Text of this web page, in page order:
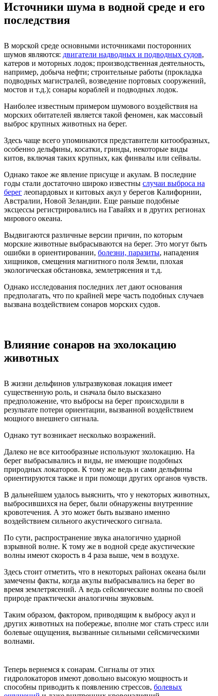
Источники шума в водной среде и его
последствия
В морской среде основными источниками посторонних
шумов являются: двигатели надводных и подводных судов,
катеров и моторных лодок; производственная деятельность,
например, добыча нефти; строительные работы (прокладка
подводных магистралей, возведение портовых сооружений,
мостов и т.д.); сонары кораблей и подводных лодок.
Наиболее известным примером шумового воздействия на
морских обитателей является такой феномен, как массовый
выброс крупных животных на берег.
Здесь чаще всего упоминаются представители китообразных,
особенно дельфины, косатки, гринды, некоторые виды
китов, включая таких крупных, как финвалы или сейвалы.
Однако такое же явление присуще и акулам. В последние
годы стали достаточно широко известны случаи выброса на
берег леопардовых и китовых акул у берегов Калифорнии,
Австралии, Новой Зеландии. Еще раньше подобные
эксцессы регистрировались на Гавайях и в других регионах
мирового океана.
Выдвигаются различные версии причин, по которым
морские животные выбрасываются на берег. Это могут быть
ошибки в ориентировании, болезни, паразиты, нападения
хищников, смещения магнитного поля Земли, плохая
экологическая обстановка, землетрясения и т.д.
Однако исследования последних лет дают основания
предполагать, что по крайней мере часть подобных случаев
вызвана воздействием сонаров морских судов.
Влияние сонаров на эхолокацию
животных
В жизни дельфинов ультразвуковая локация имеет
существенную роль, и сначала было высказано
предположение, что выбросы на берег происходили в
результате потери ориентации, вызванной воздействием
мощного внешнего сигнала.
Однако тут возникает несколько возражений.
Далеко не все китообразные используют эхолокацию. На
берег выбрасывались и виды, не имеющие подобных
природных локаторов. К тому же ведь и сами дельфины
ориентируются также и при помощи других органов чувств.
В дальнейшем удалось выяснить, что у некоторых животных,
выбросившихся на берег, были обнаружены внутренние
кровотечения. А это может быть вызвано именно
воздействием сильного акустического сигнала.
По сути, распространение звука аналогично ударной
взрывной волне. К тому же в водной среде акустические
волны имеют скорость в 4 раза выше, чем в воздухе.
Здесь стоит отметить, что в некоторых районах океана были
замечены факты, когда акулы выбрасывались на берег во
время землетрясений. А ведь сейсмические волны по своей
природе практически аналогичны звуковым.
Таким образом, фактором, приводящим к выбросу акул и
других животных на побережье, вполне мог стать стресс или
болевые ощущения, вызванные сильными сейсмическими
волнами.
Теперь вернемся к сонарам. Сигналы от этих
гидролокаторов имеют довольно высокую мощность и
способны приводить к появлению стрессов, болевых